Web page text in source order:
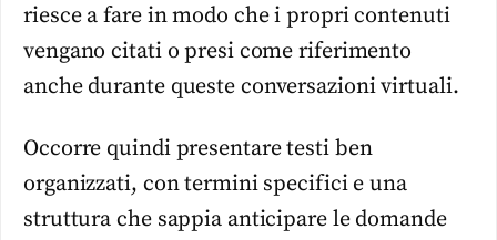
riesce a fare in modo che i propri contenuti
vengano citati o presi come riferimento
anche durante queste conversazioni virtuali.
Occorre quindi presentare testi ben
organizzati, con termini specifici e una
struttura che sappia anticipare le domande